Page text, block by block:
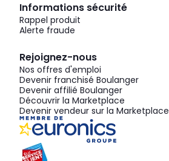
Informations sécurité
Rappel produit
Alerte fraude
Rejoignez-nous
Nos offres d'emploi
Devenir franchisé Boulanger
Devenir affilié Boulanger
Découvrir la Marketplace
Devenir vendeur sur la Marketplace